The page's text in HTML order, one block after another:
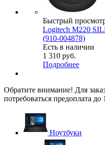
Быстрый
Logitech M220
(910-004878)
Есть в наличии
1 310 руб.
Подробнее
Обратите внимание! Для
потребоваться предоплата до
Ноутбуки